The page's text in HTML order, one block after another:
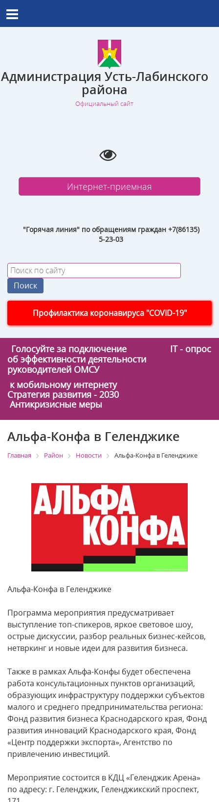
Администрация Усть-Лабинского
района
Официальный сайт
Интернет-приемная
"Горячая линия" по обращениям граждан +7(86135)
5-23-03
Профилактика коронавируса "COVID-19"
Голосуйте за подключение
IT - опрос
об эффективности деятельности
руководителей ОМСУ
к мобильному интернету
Стратегия развития - 2030
Антикризисные меры
Альфа-Конфа в Геленджике
Главная Район Новости Альфа-Конфа в Геленджике
Альфа-Конфа в Геленджике
Программа мероприятия предусматривает
выступление топ-спикеров, яркое световое шоу,
острые дискуссии, разбор реальных бизнес-кейсов,
нетвркинг и новые идеи для развития бизнеса.
Также в рамках Альфа-Конфы будет обеспечена
работа консультационных пунктов организаций,
образующих инфраструктуру поддержки субъектов
малого и среднего предпринимательства региона:
Фонд развития бизнеса Краснодарского края, Фонд
развития инноваций Краснодарского края, Фонд
«Центр поддержки экспорта», Агентство по
привлечению инвестиций.
Мероприятие состоится в КДЦ «Геленджик Арена»
по адресу: г. Геленджик, Геленджикский проспект,